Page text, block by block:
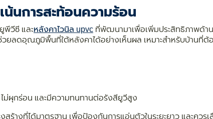
นการสะท้อนความร้อน
พีวีซี และหลังคาไวนิล upvc ที่พัฒนามาเพื่อเพิ่มประสิทธิภาพด้า
วยลดอุณภูมิพื้นที่ใต้หลังคาได้อย่างเห็นผล เหมาะสำหรับบ้านที่
ม่ผุกร่อน และมีความทนทานต่อรังสียูวีสูง
างที่ได้มาตรฐาน เพื่อป้องกันการแอ่นตัวในระยะยาว และควร